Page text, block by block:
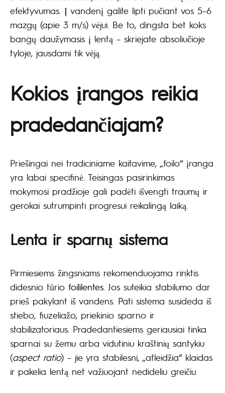
efektyvumas. Į vandenį galite lipti pučiant vos 5–6
mazgų (apie 3 m/s) vėjui. Be to, dingsta bet koks
bangų daužymasis į lentą – skriejate absoliučioje
tyloje, jausdami tik vėją.
Kokios įrangos reikia
pradedančiajam?
Priešingai nei tradiciniame kaitavime, „foilo“ įranga
yra labai specifinė. Teisingas pasirinkimas
mokymosi pradžioje gali padėti išvengti traumų ir
gerokai sutrumpinti progresui reikalingą laiką.
Lenta ir sparnų sistema
Pirmiesiems žingsniams rekomenduojama rinktis
didesnio tūrio foililentes . Jos suteikia stabilumo dar
prieš pakylant iš vandens. Pati sistema susideda iš
stiebo, fiuzeliažo, priekinio sparno ir
stabilizatoriaus. Pradedantiesiems geriausiai tinka
sparnai su žemu arba vidutiniu kraštinių santykiu
(aspect ratio) – jie yra stabilesni, „atleidžia“ klaidas
ir pakelia lentą net važiuojant nedideliu greičiu.